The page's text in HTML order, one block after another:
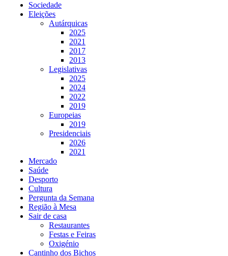
Sociedade
Eleições
Autárquicas
2025
2021
2017
2013
Legislativas
2025
2024
2022
2019
Europeias
2019
Presidenciais
2026
2021
Mercado
Saúde
Desporto
Cultura
Pergunta da Semana
Região à Mesa
Sair de casa
Restaurantes
Festas e Feiras
Oxigénio
Cantinho dos Bichos